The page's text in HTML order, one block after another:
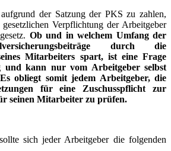
der Satzung der PKS zu zahlen,
Verpflichtung der Arbeitgeber
Ob und in welchem Umfang der
durch die
Mitarbeiters spart, ist eine Frage
und kann nur vom Arbeitgeber selbst
obliegt somit jedem Arbeitgeber, die
für eine Zuschusspflicht zur
seinen Mitarbeiter zu prüfen.
sich jeder Arbeitgeber die folgenden